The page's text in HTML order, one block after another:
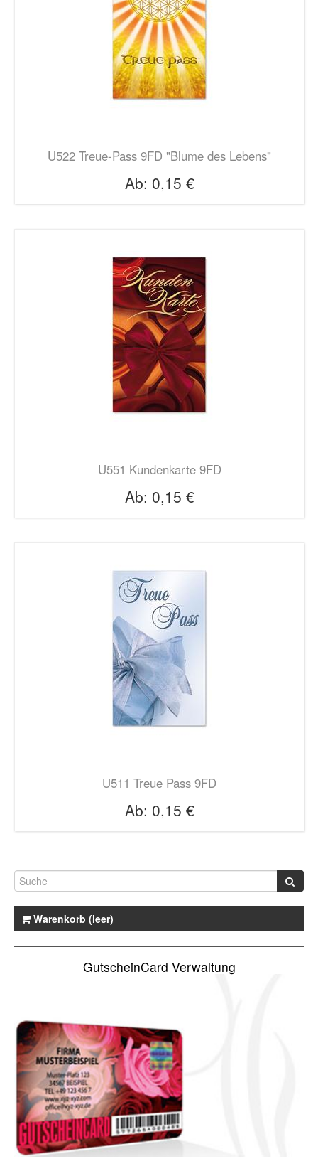
U522 Treue-Pass 9FD "Blume des Lebens"
Ab: 0,15 €
U551 Kundenkarte 9FD
Ab: 0,15 €
U511 Treue Pass 9FD
Ab: 0,15 €
Warenkorb (leer)
GutscheinCard Verwaltung